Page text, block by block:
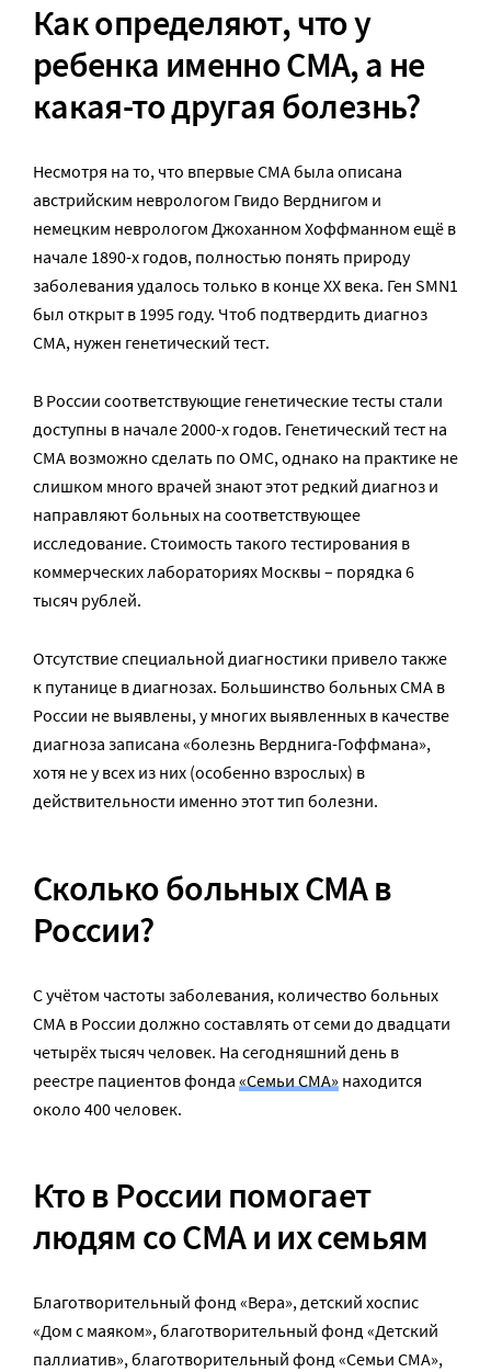
Как определяют, что у
ребенка именно СМА, а не
какая-то другая болезнь?
Несмотря на то, что впервые СМА была описана
австрийским неврологом Гвидо Верднигом и
немецким неврологом Джоханном Хоффманном ещё в
начале 1890-х годов, полностью понять природу
заболевания удалось только в конце XX века. Ген SMN1
был открыт в 1995 году. Чтоб подтвердить диагноз
СМА, нужен генетический тест.
В России соответствующие генетические тесты стали
доступны в начале 2000-х годов. Генетический тест на
СМА возможно сделать по ОМС, однако на практике не
слишком много врачей знают этот редкий диагноз и
направляют больных на соответствующее
исследование. Стоимость такого тестирования в
коммерческих лабораториях Москвы – порядка 6
тысяч рублей.
Отсутствие специальной диагностики привело также
к путанице в диагнозах. Большинство больных СМА в
России не выявлены, у многих выявленных в качестве
диагноза записана «болезнь Верднига-Гоффмана»,
хотя не у всех из них (особенно взрослых) в
действительности именно этот тип болезни.
Сколько больных СМА в
России?
С учётом частоты заболевания, количество больных
СМА в России должно составлять от семи до двадцати
четырёх тысяч человек. На сегодняшний день в
реестре пациентов фонда «Семьи СМА» находится
около 400 человек.
Кто в России помогает
людям со СМА и их семьям
Благотворительный фонд «Вера», детский хоспис
«Дом с маяком», благотворительный фонд «Детский
паллиатив», благотворительный фонд «Семьи СМА»,